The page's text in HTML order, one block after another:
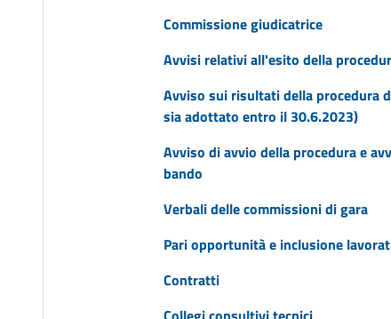
Commissione giudicatrice
Avvisi relativi all'esito della
Avviso sui risultati della procedura
sia adottato entro il 30.6.2023)
Avviso di avvio della procedura e
bando
Verbali delle commissioni di gara
Pari opportunità e inclusione
Contratti